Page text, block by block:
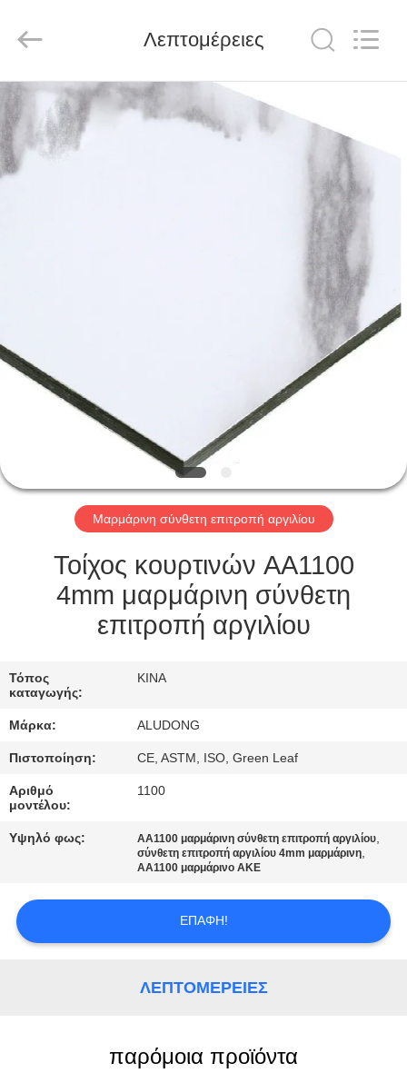
ΣΠΊΤΙ
ΠΡΟΪΌΝΤΑ
ΣΤΟ
ΕΡΓΟΣΤΆΣΙΟ
ΈΛΕΓΧΟΣ
ΠΟΙΌΤΗΤΑΣ
ΕΠΙΚΟΙΝΩΝΉΣΤΕ
ΜΑΖΊ
ΥΠΟΘΈΣΕΙΣ
ΖΗΤΉΣΤΕ
ΜΙΑ
ΠΟΛΙΤΙΚΉ
Co.,
Reserved.
Λεπτομέρειες
Μαρμάρινη σύνθετη επιτροπή αργιλίου
Τοίχος κουρτινών AA1100
4mm μαρμάρινη σύνθετη
επιτροπή αργιλίου
Τόπος
καταγωγής:
ΚΙΝΑ
Μάρκα: ALUDONG
Πιστοποίηση: CE, ASTM, ISO, Green Leaf
Αριθμό
μοντέλου:
1100
Υψηλό φως: AA1100 μαρμάρινη σύνθετη επιτροπή αργιλίου,
σύνθετη επιτροπή αργιλίου 4mm μαρμάρινη,
AA1100 μαρμάρινο ΑΚΕ
ΕΠΑΦΉ!
ΛΕΠΤΟΜΈΡΕΙΕΣ
παρόμοια προϊόντα